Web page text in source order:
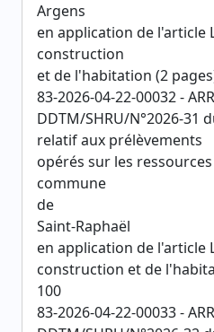
Argens
en application de l'article
construction
et de l'habitation (2
83-2026-04-22-00032 -
DDTM/SHRU/N°2026-31
relatif aux prélèvements
opérés sur les
commune
de
Saint-Raphaël
en application de l'article
construction et de
100
83-2026-04-22-00033 -